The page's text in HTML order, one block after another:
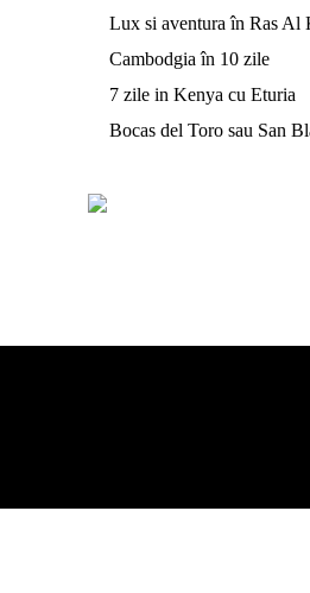
Lux si aventura în Ras Al
Cambodgia în 10 zile
7 zile in Kenya cu Eturia
Bocas del Toro sau San